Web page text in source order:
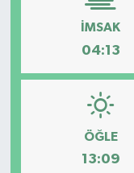
İMSAK
04:13
ÖĞLE
13:09